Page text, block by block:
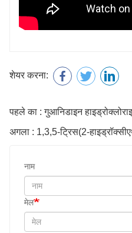
शेयर करना:
पहले का : गुआनिडाइन
अगला : 1,3,5-ट्रिस(2-
नाम
मेल